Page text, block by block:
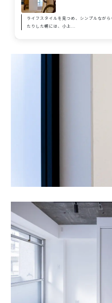
ライフスタイルを見つめ、シンプルなが
たりした朝には、小上...